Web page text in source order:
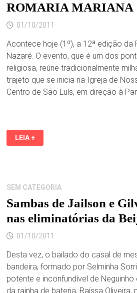
ROMARIA MARIANA
01/10/2011
Acontece hoje (1º), a 12ª edição da
Nazaré. O evento, que é um dos
religiosa, reúne tradicionalmente
trajeto que se inicia na Igreja de
Centro de São Luís, em direção à
CÍRIO
DE
LEIA +
SEM CATEGORIA
Sambas de Jailson e
nas eliminatórias da
01/10/2011
Desta vez, o bailado do casal de
bandeira, formado por Selminha
potente e inconfundível de
da rainha de bateria, Raíssa